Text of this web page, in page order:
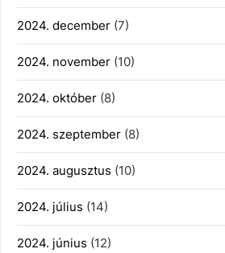
2024. december (7)
2024. november (10)
2024. október (8)
2024. szeptember (8)
2024. augusztus (10)
2024. július (14)
2024. június (12)